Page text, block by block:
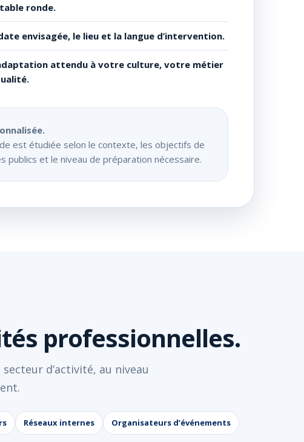
ronde.
envisagée, le lieu et la langue d’intervention.
attendu à votre culture, votre métier
est étudiée selon le contexte, les objectifs de
publics et le niveau de préparation nécessaire.
professionnelles.
d’activité, au niveau
Réseaux internes Organisateurs d’événements